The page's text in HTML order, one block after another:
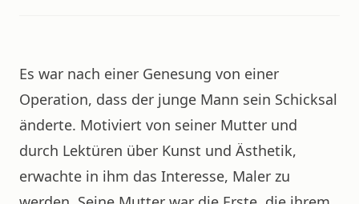
Es war nach einer Genesung von einer
Operation, dass der junge Mann sein Schicksal
änderte. Motiviert von seiner Mutter und
durch Lektüren über Kunst und Ästhetik,
erwachte in ihm das Interesse, Maler zu